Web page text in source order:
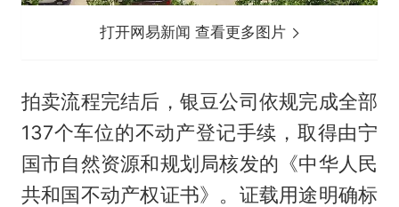
打开网易新闻 查看更多图片
拍卖流程完结后，银豆公司依规完成全部
137个车位的不动产登记手续，取得由宁
国市自然资源和规划局核发的《中华人民
共和国不动产权证书》。证载用途明确标